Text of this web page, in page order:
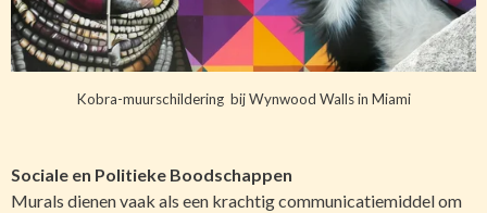
Kobra-muurschildering bij Wynwood Walls in Miami
Sociale en Politieke Boodschappen
Murals dienen vaak als een krachtig communicatiemiddel om